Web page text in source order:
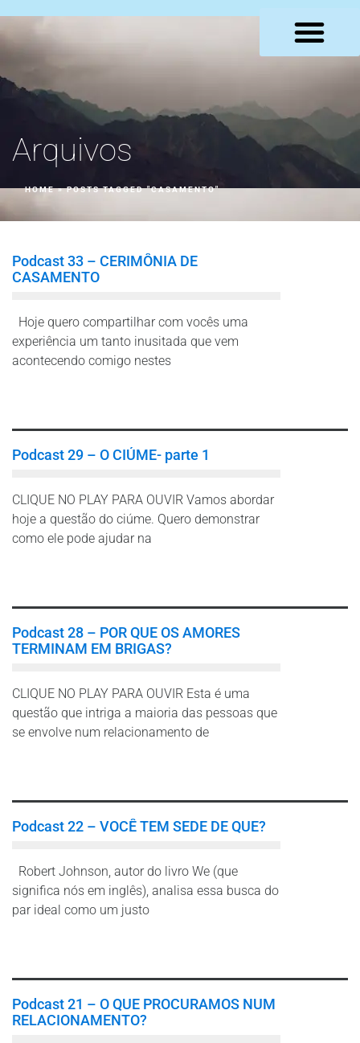
Arquivos
HOME»POSTS TAGGED "CASAMENTO"
Podcast 33 – CERIMÔNIA DE
CASAMENTO
Hoje quero compartilhar com vocês uma
experiência um tanto inusitada que vem
acontecendo comigo nestes
Podcast 29 – O CIÚME- parte 1
CLIQUE NO PLAY PARA OUVIR Vamos abordar
hoje a questão do ciúme. Quero demonstrar
como ele pode ajudar na
Podcast 28 – POR QUE OS AMORES
TERMINAM EM BRIGAS?
CLIQUE NO PLAY PARA OUVIR Esta é uma
questão que intriga a maioria das pessoas que
se envolve num relacionamento de
Podcast 22 – VOCÊ TEM SEDE DE QUE?
Robert Johnson, autor do livro We (que
significa nós em inglês), analisa essa busca do
par ideal como um justo
Podcast 21 – O QUE PROCURAMOS NUM
RELACIONAMENTO?